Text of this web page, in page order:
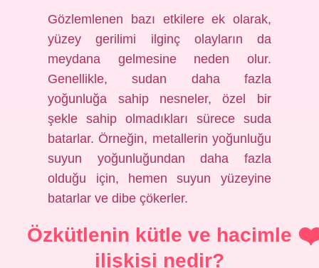
Gözlemlenen bazı etkilere ek olarak,
yüzey gerilimi ilginç olayların da
meydana gelmesine neden olur.
Genellikle, sudan daha fazla
yoğunluğa sahip nesneler, özel bir
şekle sahip olmadıkları sürece suda
batarlar. Örneğin, metallerin yoğunluğu
suyun yoğunluğundan daha fazla
olduğu için, hemen suyun yüzeyine
batarlar ve dibe çökerler.
Özkütlenin kütle ve hacimle
ilişkisi nedir?